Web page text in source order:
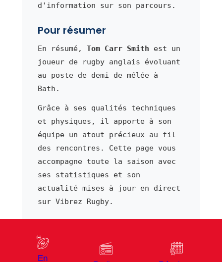
d'information sur son parcours.
Pour résumer
En résumé, Tom Carr Smith est un
joueur de rugby anglais évoluant
au poste de demi de mêlée à
Bath.
Grâce à ses qualités techniques
et physiques, il apporte à son
équipe un atout précieux au fil
des rencontres. Cette page vous
accompagne toute la saison avec
ses statistiques et son
actualité mises à jour en direct
sur Vibrez Rugby.
⬅ Joueur précédent Joueur suivant ➜
En